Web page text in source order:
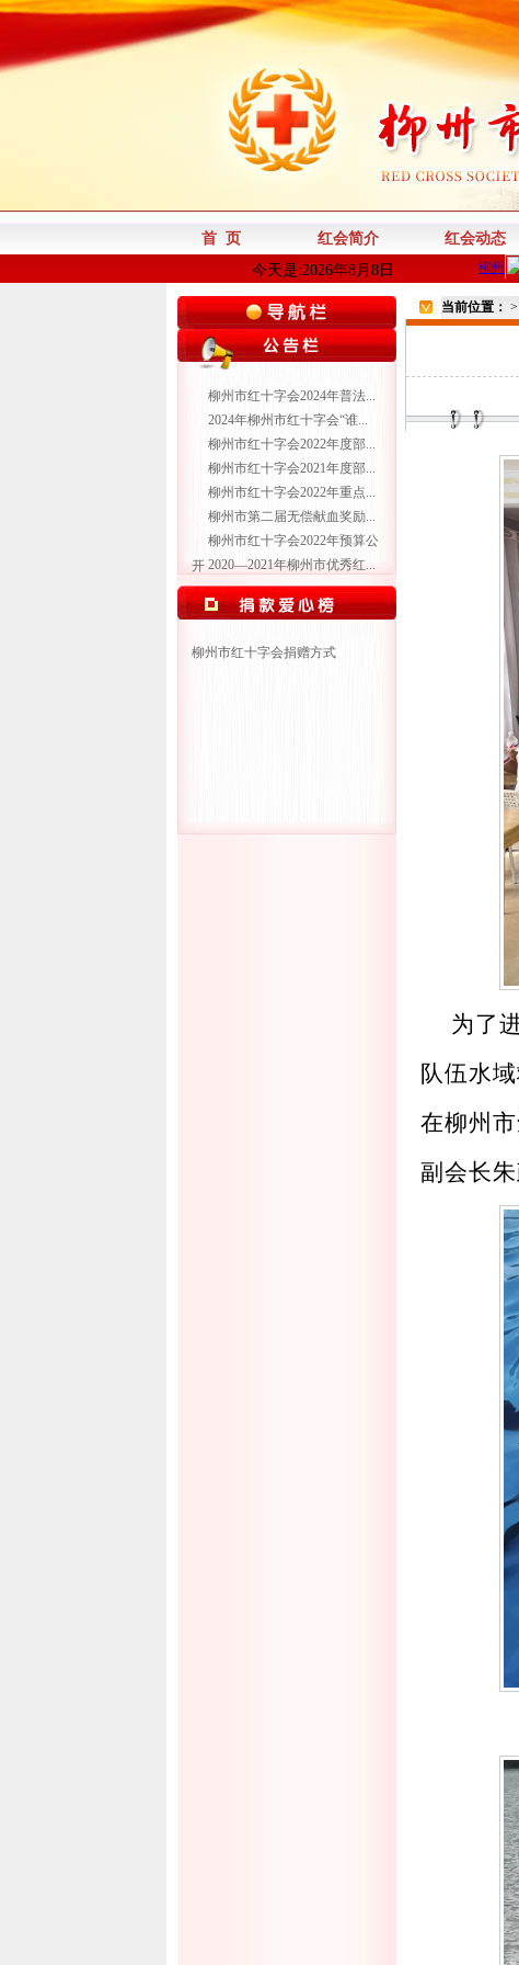
首 页 红会简介 红会动态
今天是:2026年8月8日
柳州市红十字会2024年普法...
2024年柳州市红十字会“谁...
柳州市红十字会2022年度部...
柳州市红十字会2021年度部...
柳州市红十字会2022年重点...
柳州市第二届无偿献血奖励...
柳州市红十字会2022年预算公
开 2020—2021年柳州市优秀红...
柳州市红十字会捐赠方式
当前位置： >
为了
队伍水
在柳州
副会长朱